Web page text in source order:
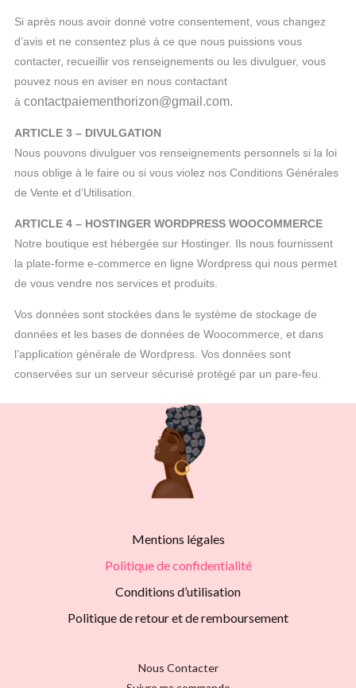
Si après nous avoir donné votre consentement, vous changez
d’avis et ne consentez plus à ce que nous puissions vous
contacter, recueillir vos renseignements ou les divulguer, vous
pouvez nous en aviser en nous contactant
à contactpaiementhorizon@gmail.com.
ARTICLE 3 – DIVULGATION
Nous pouvons divulguer vos renseignements personnels si la loi
nous oblige à le faire ou si vous violez nos Conditions Générales
de Vente et d’Utilisation.
ARTICLE 4 – HOSTINGER WORDPRESS WOOCOMMERCE
Notre boutique est hébergée sur Hostinger. Ils nous fournissent
la plate-forme e-commerce en ligne Wordpress qui nous permet
de vous vendre nos services et produits.
Vos données sont stockées dans le système de stockage de
données et les bases de données de Woocommerce, et dans
l’application générale de Wordpress. Vos données sont
conservées sur un serveur sécurisé protégé par un pare-feu.
Mentions légales
Politique de confidentialité
Conditions d’utilisation
Politique de retour et de remboursement
Nous Contacter